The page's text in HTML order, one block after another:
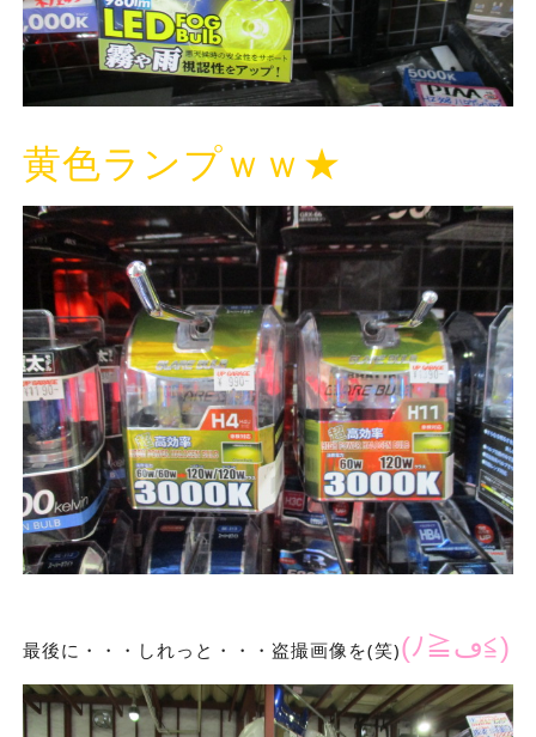
黄色ランプｗｗ★
最後に・・・しれっと・・・盗撮画像を(笑) (ﾉ≧ڡ≦)